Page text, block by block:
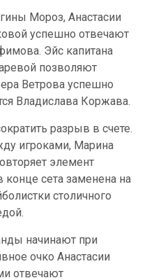
Мороз, Анастасии
успешно отвечают
Эйс капитана
позволяют
Ветрова успешно
Владислава Коржава.
разрыв в счете.
игроками, Марина
элемент
сета заменена на
столичного
начинают при
очко Анастасии
отвечают